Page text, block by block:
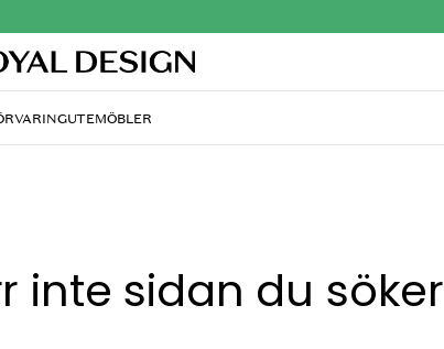
UTEMÖBLER
inte sidan du söker